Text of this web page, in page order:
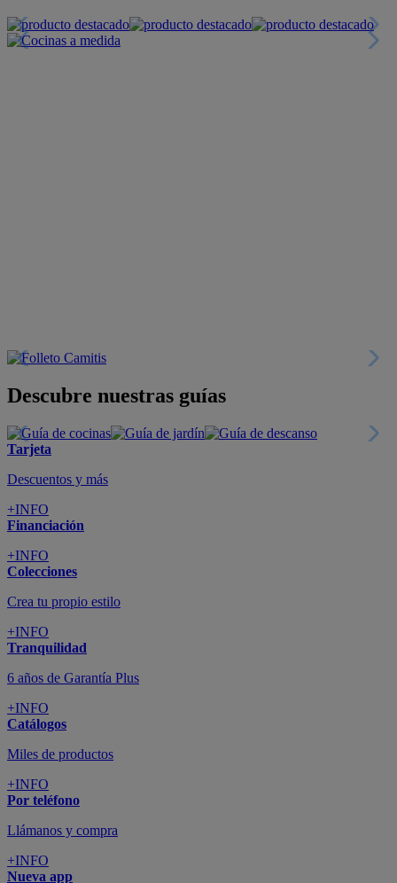
Descubre nuestras guías
Tarjeta
Descuentos y más
+INFO
Financiación
+INFO
Colecciones
Crea tu propio estilo
+INFO
Tranquilidad
6 años de Garantía Plus
+INFO
Catálogos
Miles de productos
+INFO
Por teléfono
Llámanos y compra
+INFO
Nueva app